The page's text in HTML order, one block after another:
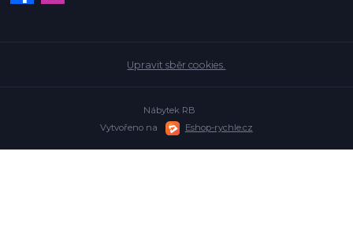
Upravit sběr cookies.
Nábytek RB
Vytvořeno na
Eshop-rychle.cz